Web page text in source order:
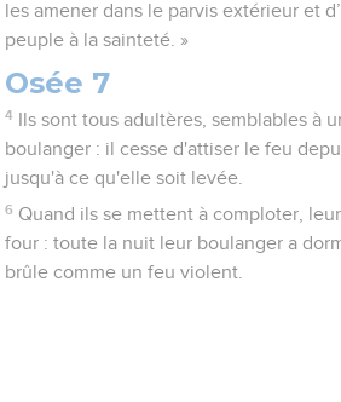
les amener dans le parvis extérieur et
peuple à la sainteté. »
Osée 7
4
Ils sont tous adultères, semblables à
boulanger : il cesse d'attiser le feu
jusqu'à ce qu'elle soit levée.
6 Quand ils se mettent à comploter,
four : toute la nuit leur boulanger a
brûle comme un feu violent.